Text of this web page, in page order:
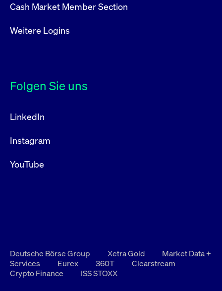
Cash Market Member Section
Weitere Logins
Folgen Sie uns
LinkedIn
Instagram
YouTube
Deutsche Börse Group Xetra Gold
Market Data +
Services
Eurex 360T
Clearstream
Crypto Finance
ISS STOXX